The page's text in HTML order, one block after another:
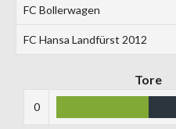
FC Bollerwagen
FC Hansa Landfürst 2012
Tore
0